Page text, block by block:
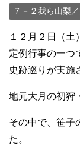
７－２我ら山梨
１２月２日（
定例行事の一つ
史跡巡りが実施
地元大月の初狩
その中で、笹子
た。